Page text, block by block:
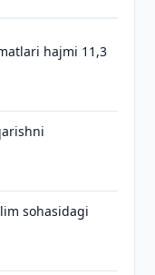
hajmi 11,3
sohasidagi